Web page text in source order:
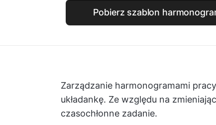
Pobierz szablon
Zarządzanie harmonogramami
układankę. Ze względu na
czasochłonne zadanie.